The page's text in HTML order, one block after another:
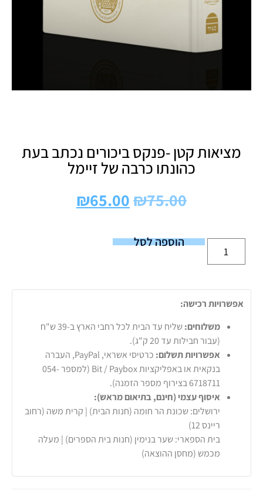
מציאות קטן -פנקס ביכורים נכתב בעת
כהונתו כרבה של זיימל
₪75.00
₪65.00
הוספה לסל
אפשרויות רכישה:
משלוחים:
שליח עד הבית לכל רחבי הארץ ב-39 ש"ח
(עבור חבילות עד 20 ק"ג).
אפשרויות תשלום:
כרטיסי אשראי, PayPal, העברה
בנקאית או באפליקציות Bit / Paybox (למספר 054-
6718711 בצירוף מספר הזמנה).
איסוף עצמי (חינם, בתיאום מראש):
ירושלים: שכונת הר חומה (חנות הבית) | קרית משה (רחוב
ריינס 12)
בית הספארי: שער בנימין (חנות בית הספרים) | מעלה
מכמש (מחסן ההוצאה)